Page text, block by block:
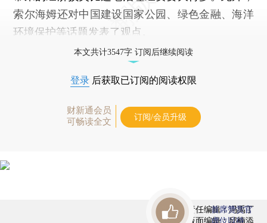
索尔海姆还对中国建设国家公园、绿色金融、海洋
环境保护等话题发表了观点。
本文共计3547字 订阅后继续阅读
登录 后获取已订阅的阅读权限
财新通会员
可畅读全文
订阅/会员升级
责任编辑：冯禹丁
版面编辑：邱楠添
首席赞赏官
虚位以待